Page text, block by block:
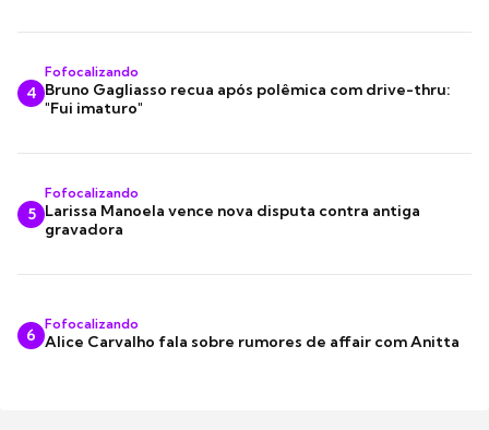
4
Fofocalizando
Bruno Gagliasso recua após polêmica com drive-thru:
"Fui imaturo"
5
Fofocalizando
Larissa Manoela vence nova disputa contra antiga
gravadora
6
Fofocalizando
Alice Carvalho fala sobre rumores de affair com Anitta